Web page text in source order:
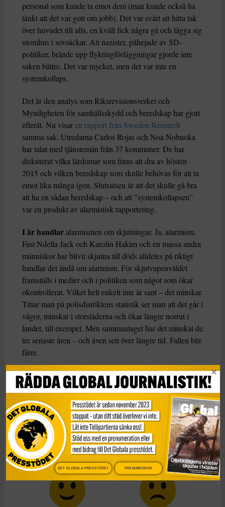
personal som kunde ta emot dem (man kunde också ha
tänkt att det var gott om jobb). Det var svårt att hitta tak
över huvudet till alla, en kväll fick några gå och lägga sig
utomhus i sovsäckar. Att nazister, påhejade av SD-
politiker, brände upp flyktingförläggningar gjorde inte
saken bättre. Det var mycket, men det var inte en
systemkollaps.
Det är den analys som Riksrevisionsverket och
Myndigheten för samhällsskydd och beredskap har gjort
efteråt. Nu visaren rapport från Sweden Research
samma sak. Utredarna Carlos Rojas och Noa Nobuoka
har talat med tjänstemän från 37 kommuner. De har
diskuterat vilka lärdomar som finns att dra av hösten
2015 och vilken beredskap som skulle behövas för att ta
emot lika många igen. Slutsatsen är att det skulle gå bra
att ha en sådan beredskap – och att ”systemkollapsen”
var en produkt av alarmistisk rapportering.
I år handlaralarmismen om skjutningar. Ja, alarmism.
Fast Ndella Jack och Karolin Hakim och en massa andra
människor har blivit skjutna till döds alldeles på riktigt
handlar det ändå om alarmism. För skjutvapenvåldet
framställs i medier och i politiken som något som ökar
okontrollerat. Vilket helt enkelt inte är sant – det minskar.
Tittar man på polisdistriktens statistik ser man att det går i
vågor, minskar i storstäderna och ökar längre norrut i
landet, till exempel. Men sammantaget har det minskat de
tre senaste åren – och även sett över längre tid. Fallen blir
färre.
Samtidigt tävlar politiker i att tala om krafttag, ökade
befogenheter för polisen, platser där de utan misstankar
kan visitera vem som helst, när som helst. Tanken att
skjutningarna, liksom ”systemkollapsen”, bara är en
förevändning ligger nära till hands. I det ena fallet en
förevändning för att sluta vara solidarisk, i det andra
fallet för en repressiv inrikespolitik.
DET GLOBALA PRESSTÖDET PRENUMERERA